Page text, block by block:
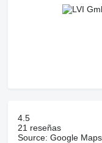
4.5
21 reseñas
Source: Google Maps